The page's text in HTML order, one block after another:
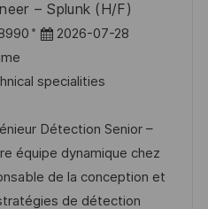
– Splunk (H/F)
P
s
e
d
D
a
2026-07-28
specialities
Détection Senior –
équipe dynamique chez
de la conception et
de détection